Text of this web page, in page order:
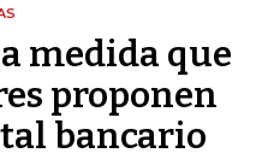
medida que
proponen
bancario